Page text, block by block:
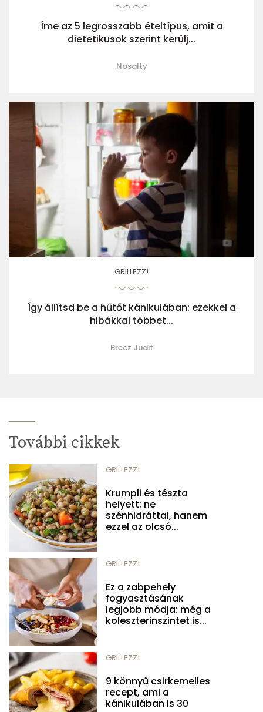
Íme az 5 legrosszabb ételtípus, amit a
dietetikusok szerint kerülj...
Nosalty
GRILLEZZ!
Így állítsd be a hűtőt kánikulában: ezekkel a
hibákkal többet...
Brecz Judit
További cikkek
GRILLEZZ!
Krumpli és tészta
helyett: ne
szénhidráttal, hanem
ezzel az olcsó...
GRILLEZZ!
Ez a zabpehely
fogyasztásának
legjobb módja: még a
koleszterinszintet is...
GRILLEZZ!
9 könnyű csirkemelles
recept, ami a
kánikulában is 30